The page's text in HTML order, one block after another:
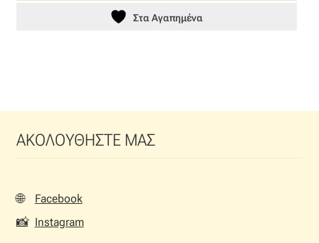
Στα Αγαπημένα
ΑΚΟΛΟΥΘΗΣΤΕ ΜΑΣ
🌐 Facebook
📸 Instagram